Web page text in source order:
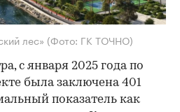
лес» (Фото: ГК ТОЧНО)
с января 2025 года по
была заключена 401
показатель как